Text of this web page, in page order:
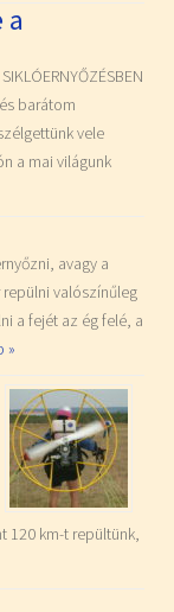
a
barátom
vele
a mai világunk
avagy a
valószínűleg
a fejét az ég felé, a
»
120 km-t repültünk,